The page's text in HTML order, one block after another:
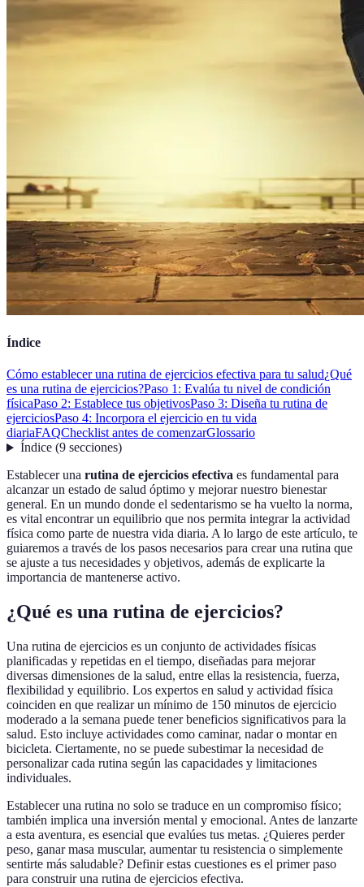
Índice
Cómo establecer una rutina de ejercicios efectiva para tu salud¿Qué
es una rutina de ejercicios?Paso 1: Evalúa tu nivel de condición
físicaPaso 2: Establece tus objetivosPaso 3: Diseña tu rutina de
ejerciciosPaso 4: Incorpora el ejercicio en tu vida
diariaFAQChecklist antes de comenzarGlossario
Índice(9 secciones)
Establecer una rutina de ejercicios efectiva es fundamental para
alcanzar un estado de salud óptimo y mejorar nuestro bienestar
general. En un mundo donde el sedentarismo se ha vuelto la norma,
es vital encontrar un equilibrio que nos permita integrar la actividad
física como parte de nuestra vida diaria. A lo largo de este artículo, te
guiaremos a través de los pasos necesarios para crear una rutina que
se ajuste a tus necesidades y objetivos, además de explicarte la
importancia de mantenerse activo.
¿Qué es una rutina de ejercicios?
Una rutina de ejercicios es un conjunto de actividades físicas
planificadas y repetidas en el tiempo, diseñadas para mejorar
diversas dimensiones de la salud, entre ellas la resistencia, fuerza,
flexibilidad y equilibrio. Los expertos en salud y actividad física
coinciden en que realizar un mínimo de 150 minutos de ejercicio
moderado a la semana puede tener beneficios significativos para la
salud. Esto incluye actividades como caminar, nadar o montar en
bicicleta. Ciertamente, no se puede subestimar la necesidad de
personalizar cada rutina según las capacidades y limitaciones
individuales.
Establecer una rutina no solo se traduce en un compromiso físico;
también implica una inversión mental y emocional. Antes de lanzarte
a esta aventura, es esencial que evalúes tus metas. ¿Quieres perder
peso, ganar masa muscular, aumentar tu resistencia o simplemente
sentirte más saludable? Definir estas cuestiones es el primer paso
para construir una rutina de ejercicios efectiva.